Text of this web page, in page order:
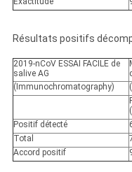
Résultats positifs
2019-nCoV ESSAI FACILE de
salive AG
(Immunochromatography)
Positifdétecté
Total
Accord positif